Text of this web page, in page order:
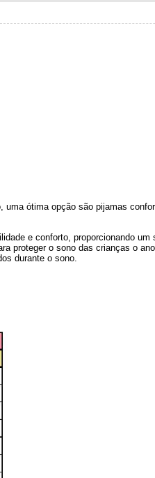
ótima opção são pijamas
e conforto, proporcionando
proteger o sono das crianças o
durante o sono.